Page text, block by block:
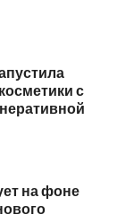
с
на фоне